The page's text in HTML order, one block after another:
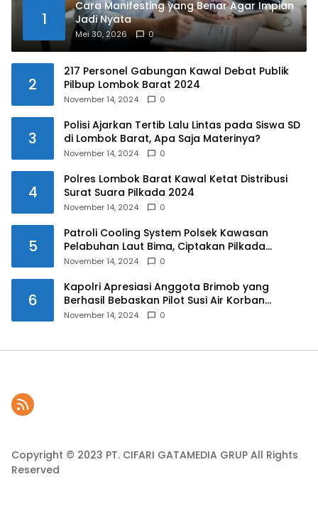
1
Cara Manifesting yang Benar Agar Impian
Jadi Nyata
Mei 30, 2026 0
2
217 Personel Gabungan Kawal Debat Publik
Pilbup Lombok Barat 2024
November 14, 2024 0
3
Polisi Ajarkan Tertib Lalu Lintas pada Siswa SD
di Lombok Barat, Apa Saja Materinya?
November 14, 2024 0
4
Polres Lombok Barat Kawal Ketat Distribusi
Surat Suara Pilkada 2024
November 14, 2024 0
5
Patroli Cooling System Polsek Kawasan
Pelabuhan Laut Bima, Ciptakan Pilkada
Serentak 2024 yang Aman dan Damai
November 14, 2024 0
6
Kapolri Apresiasi Anggota Brimob yang
Berhasil Bebaskan Pilot Susi Air Korban
Penyanderaan KKB
November 14, 2024 0
Copyright © 2023 PT. CIFARI GATAMEDIA GRUP All Rights
Reserved